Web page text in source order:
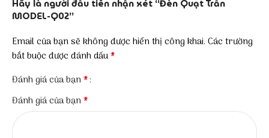
Hãy là người đầu tiên nhận xét “Đèn Quạt Trần
MODEL-Q02”
Email của bạn sẽ không được hiển thị công khai. Các trường
bắt buộc được đánh dấu*
Đánh giá của bạn*
Đánh giá của bạn*